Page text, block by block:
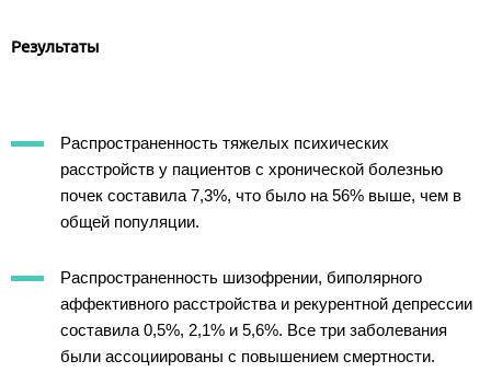
Результаты
Распространенность тяжелых психических
расстройств у пациентов с хронической болезнью
почек составила 7,3%, что было на 56% выше, чем в
общей популяции.
Распространенность шизофрении, биполярного
аффективного расстройства и рекурентной депрессии
составила 0,5%, 2,1% и 5,6%. Все три заболевания
были ассоциированы с повышением смертности.